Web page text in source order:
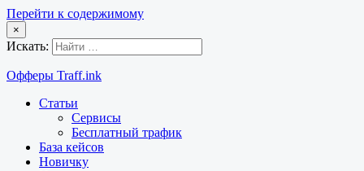
Перейти к содержимому
×
Искать:
Офферы Traff.ink
Статьи
Сервисы
Бесплатный трафик
База кейсов
Новичку